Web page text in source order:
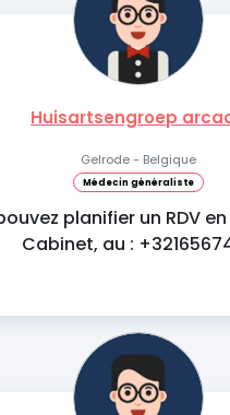
Huisartsengroep
Gelrode - Belgique
Médecin généraliste
planifier un RDV
Cabinet, au :